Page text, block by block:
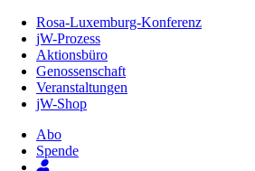
Inhalt
Seite
Rosa-Luxemburg-Konferenz
jW-Prozess
Aktionsbüro
Genossenschaft
Veranstaltungen
jW-Shop
Abo
Spende